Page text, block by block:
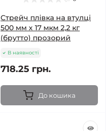
Стрейч плівка на втулці
500 мм х 17 мкм 2,2 кг
(брутто) прозорий
В наявності
718.25 грн.
До кошика